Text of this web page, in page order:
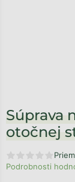
Súprava
otočnej
Podrobnosti